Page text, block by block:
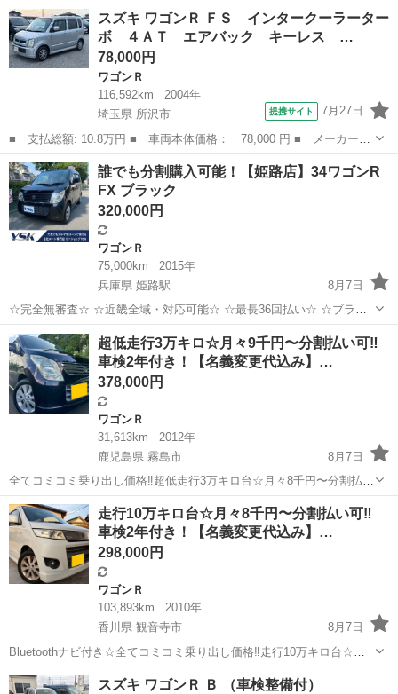
愛媛 四国中央市 アルトラパン
スズキ ワゴンＲ ＦＳ インタークーラーター
ボ ４ＡＴ エアバック キーレス …
78,000円
ワゴンＲ
116,592km
2004年
埼玉県 所沢市
提携サイト 7月27日
■ 支払総額: 10.8万円 ■ 車両本体価格： 78,000 円 ■ メーカー
名： スズキ ■ 車種名： ワゴンＲ ■ グレード名： ＦＳ イン
タークーラーターボ ４ＡＴ エアバック キーレス パワーウィン
ドウ ＥＴＣ ...
埼玉 所沢市 ワゴンＲ
誰でも分割購入可能！【姫路店】34ワゴンR
FX ブラック
320,000円
ワゴンＲ
75,000km
2015年
兵庫県 姫路駅
8月7日
☆完全無審査☆ ☆近畿全域・対応可能☆ ☆最長36回払い☆ ☆ブラッ
クOK☆ ☆保証人・保証会社不要☆ ☆頭金・初期費用不要☆ ☆在籍確
認不要☆ ☆収入証明書不要☆ ●車両情報● 車種：...
兵庫 姫路市 姫路駅 ワゴンＲ 車両
超低走行3万キロ☆月々9千円〜分割払い可‼️
車検2年付き！【名義変更代込み】…
378,000円
ワゴンＲ
31,613km
2012年
鹿児島県 霧島市
8月7日
全てコミコミ乗り出し価格‼️超低走行3万キロ台☆月々8千円〜分割払い
可‼️ 車検2年付き！！【名義変更代込み】☆スズキワゴンR FXリミテッ
ド☆Bluetoothナビ付き☆走行中DVD見れます☆プッシュスタート☆ド
ライブレコ...
鹿児島 霧島市 ワゴンＲ ワゴンR
走行10万キロ台☆月々8千円〜分割払い可‼️
車検2年付き！【名義変更代込み】…
298,000円
ワゴンＲ
103,893km
2010年
香川県 観音寺市
8月7日
Bluetoothナビ付き☆全てコミコミ乗り出し価格‼️走行10万キロ台☆
月々8千円〜分割払い可‼️ 車検2年付き！！【名義変更代込み】☆スズ
キワゴンRスティングレーX☆Bluetoothナビ付き☆走行中DVD見れます
香川 観音寺市 ワゴンＲ
スズキ ワゴンＲ Ｂ （車検整備付）